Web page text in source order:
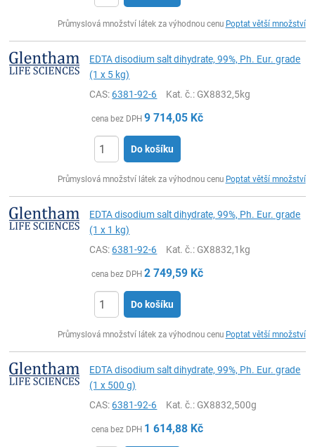
Průmyslová množství látek za výhodnou cenu Poptat větší množství
EDTA disodium salt dihydrate, 99%, Ph. Eur. grade
(1 x 5 kg)
CAS:6381-92-6 Kat. č.: GX8832,5kg
cena bez DPH 9 714,05 Kč
Do košíku
Průmyslová množství látek za výhodnou cenu Poptat větší množství
EDTA disodium salt dihydrate, 99%, Ph. Eur. grade
(1 x 1 kg)
CAS:6381-92-6 Kat. č.: GX8832,1kg
cena bez DPH 2 749,59 Kč
Do košíku
Průmyslová množství látek za výhodnou cenu Poptat větší množství
EDTA disodium salt dihydrate, 99%, Ph. Eur. grade
(1 x 500 g)
CAS:6381-92-6 Kat. č.: GX8832,500g
cena bez DPH 1 614,88 Kč